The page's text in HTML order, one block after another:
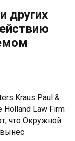
других
Kraus Paul &
Holland Law Firm
что Окружной
вынес